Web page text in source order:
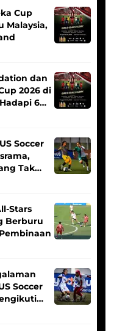
Cup
Malaysia,
dan
2026 di
6
Soccer
Tak
Stars
Berburu
Soccer